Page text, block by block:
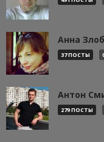
Анна
37 ПОСТЫ
Антон
279 ПОСТЫ